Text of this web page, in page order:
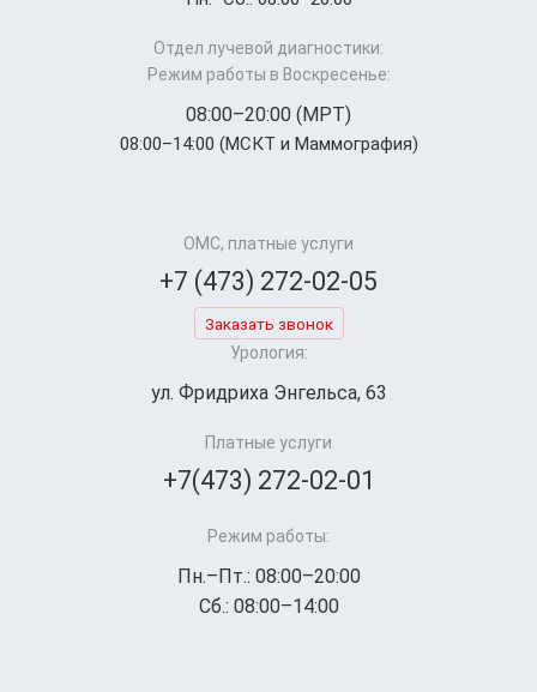
Отдел лучевой диагностики:
Режим работы в Воскресенье:
08:00–20:00 (МРТ)
08:00–14:00 (МСКТ и Маммография)
ОМС, платные услуги
+7 (473) 272-02-05
Заказать звонок
Урология:
ул. Фридриха Энгельса, 63
Платные услуги
+7(473) 272-02-01
Режим работы:
Пн.–Пт.: 08:00–20:00
Сб.: 08:00–14:00